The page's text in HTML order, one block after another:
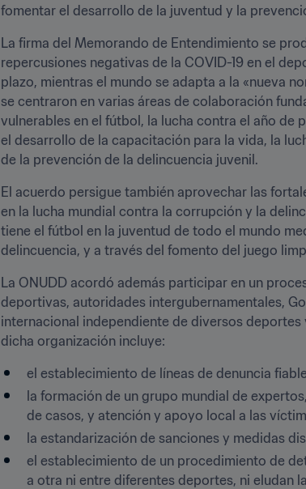
fomentar el desarrollo de la juventud y la
La firma del Memorando de Entendimiento se
repercusiones negativas de la COVID-19 en el
plazo, mientras el mundo se adapta a la «nueva
se centraron en varias áreas de colaboración
vulnerables en el fútbol, la lucha contra el año
el desarrollo de la capacitación para la vida, la
de la prevención de la delincuencia juvenil.
El acuerdo persigue también aprovechar las
en la lucha mundial contra la corrupción y la
tiene el fútbol en la juventud de todo el mundo
delincuencia, y a través del fomento del juego
La ONUDD acordó además participar en un
deportivas, autoridades intergubernamentales,
internacional independiente de diversos
dicha organización incluye:
el establecimiento de líneas de denuncia
la formación de un grupo mundial de
de casos, y atención y apoyo local a las
la estandarización de sanciones y medidas
el establecimiento de un procedimiento de
a otra ni entre diferentes deportes, ni eludan